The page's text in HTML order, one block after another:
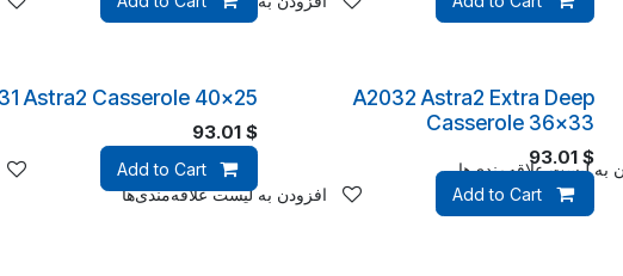
به لیست علاقه‌مندی‌ها
A2032 Astra2 Extra Deep
Casserole 36x33
$
93.01
Add to Cart افزودن به لیست علاقه‌مندی‌ها
Astra2 Casserole 40x25
$
93.01
Add to Cart